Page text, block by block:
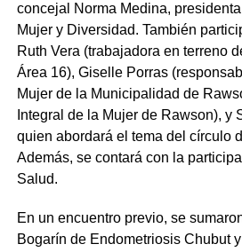
concejal Norma Medina,
Mujer y Diversidad. También
Ruth Vera (trabajadora en terreno
Área 16), Giselle Porras
Mujer de la Municipalidad de
Integral de la Mujer de Rawson), y
quien abordará el tema del círculo
Además, se contará con la
Salud.
En un encuentro previo, se
Bogarín de Endometriosis Chubut